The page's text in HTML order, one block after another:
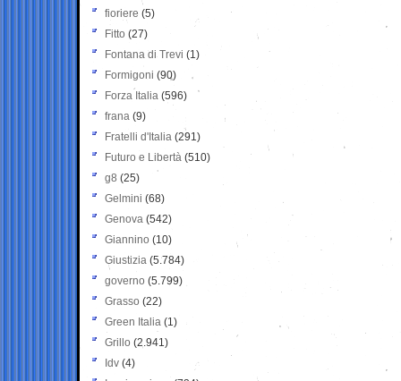
fioriere (5)
Fitto (27)
Fontana di Trevi (1)
Formigoni (90)
Forza Italia (596)
frana (9)
Fratelli d'Italia (291)
Futuro e Libertà (510)
g8 (25)
Gelmini (68)
Genova (542)
Giannino (10)
Giustizia (5.784)
governo (5.799)
Grasso (22)
Green Italia (1)
Grillo (2.941)
Idv (4)